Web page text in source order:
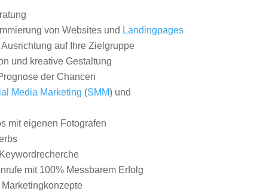
von Websites und Landingpages
auf Ihre Zielgruppe
und kreative Gestaltung
der Chancen
Media Marketing (SMM) und
mit eigenen Fotografen
mit 100% Messbarem Erfolg